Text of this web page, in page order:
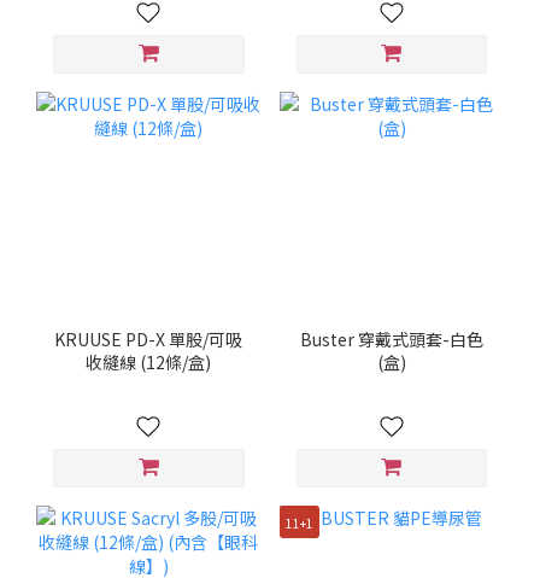
KRUUSE PD-X 單股/可吸
收縫線 (12條/盒)
Buster 穿戴式頭套-白色
(盒)
11+1